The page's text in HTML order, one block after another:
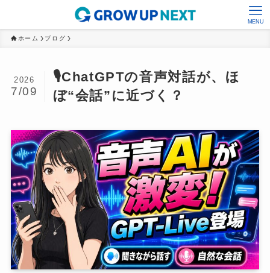
MENU
ホーム ブログ
🎙️ChatGPTの音声対話が、ほ
ぼ“会話”に近づく？
2026
7/09